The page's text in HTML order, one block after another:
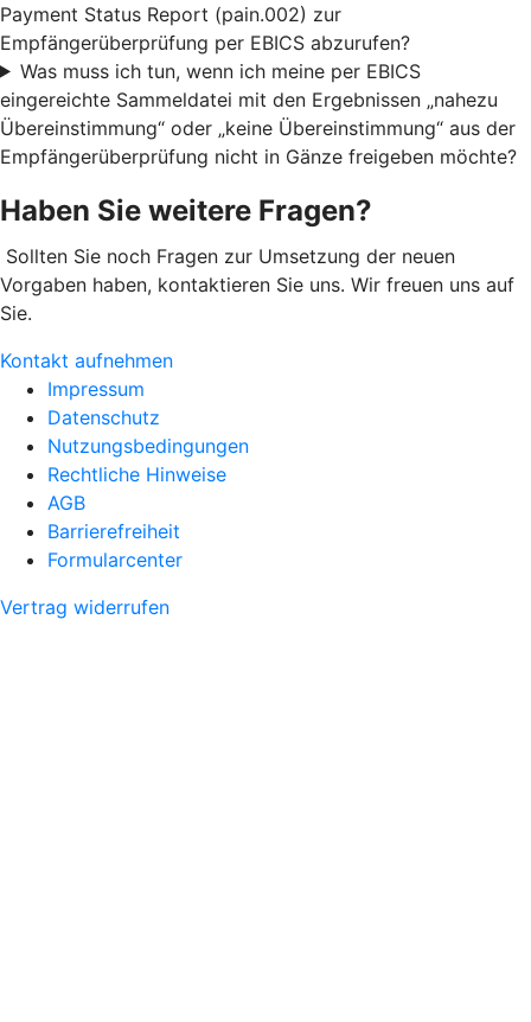
Payment Status Report (pain.002) zur
Empfängerüberprüfung per EBICS abzurufen?
Was muss ich tun, wenn ich meine per EBICS
eingereichte Sammeldatei mit den Ergebnissen „nahezu
Übereinstimmung“ oder „keine Übereinstimmung“ aus der
Empfängerüberprüfung nicht in Gänze freigeben möchte?
Haben Sie weitere Fragen?
Sollten Sie noch Fragen zur Umsetzung der neuen
Vorgaben haben, kontaktieren Sie uns. Wir freuen uns auf
Sie.
Kontakt aufnehmen
Impressum
Datenschutz
Nutzungsbedingungen
Rechtliche Hinweise
AGB
Barrierefreiheit
Formularcenter
Vertrag widerrufen